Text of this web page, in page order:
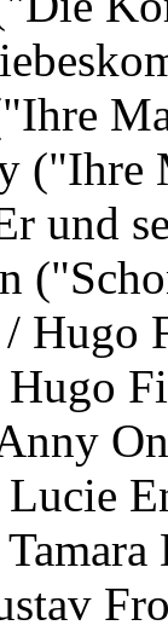
("Ihre
und
Hugo